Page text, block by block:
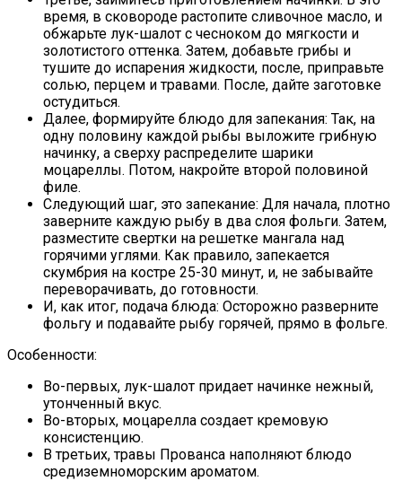
время, в сковороде растопите сливочное масло, и
обжарьте лук-шалот с чесноком до мягкости и
золотистого оттенка. Затем, добавьте грибы и
тушите до испарения жидкости, после, приправьте
солью, перцем и травами. После, дайте заготовке
остудиться.
Далее, формируйте блюдо для запекания: Так, на
одну половину каждой рыбы выложите грибную
начинку, а сверху распределите шарики
моцареллы. Потом, накройте второй половиной
филе.
Следующий шаг, это запекание: Для начала, плотно
заверните каждую рыбу в два слоя фольги. Затем,
разместите свертки на решетке мангала над
горячими углями. Как правило, запекается
скумбрия на костре 25-30 минут, и, не забывайте
переворачивать, до готовности.
И, как итог, подача блюда: Осторожно разверните
фольгу и подавайте рыбу горячей, прямо в фольге.
Особенности:
Во-первых, лук-шалот придает начинке нежный,
утонченный вкус.
Во-вторых, моцарелла создает кремовую
консистенцию.
В третьих, травы Прованса наполняют блюдо
средиземноморским ароматом.